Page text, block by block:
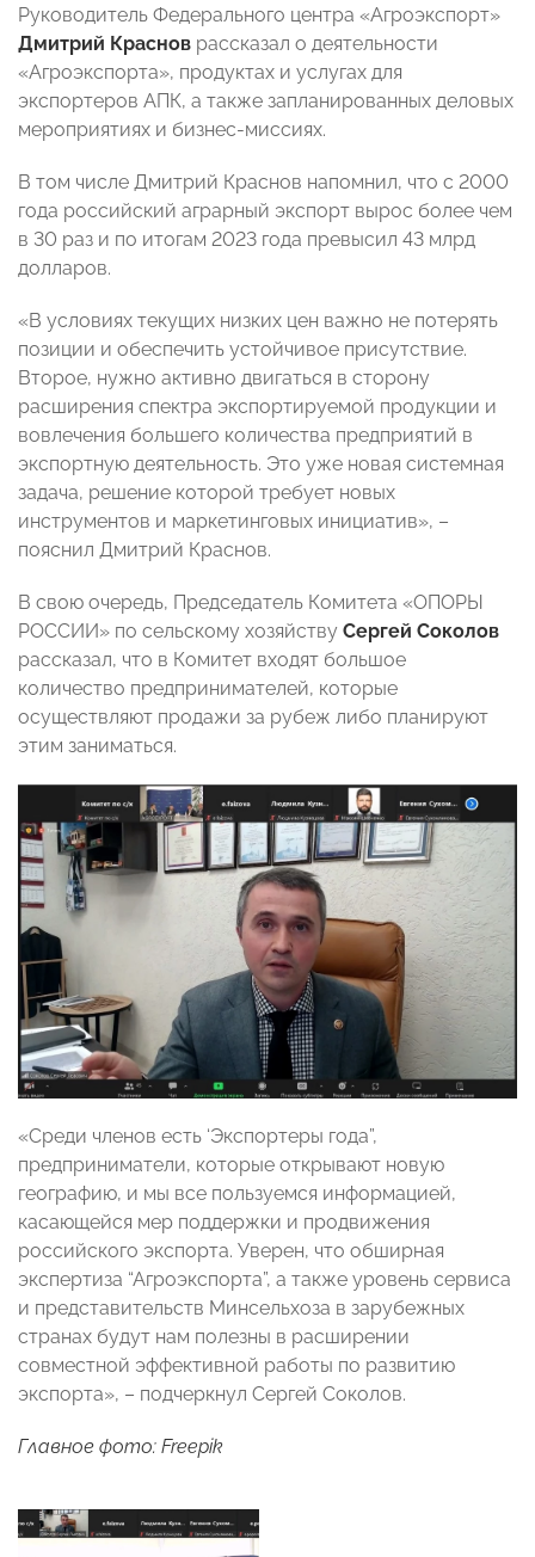
Руководитель Федерального центра «Агроэкспорт»
Дмитрий Краснов рассказал о деятельности
«Агроэкспорта», продуктах и услугах для
экспортеров АПК, а также запланированных деловых
мероприятиях и бизнес-миссиях.
В том числе Дмитрий Краснов напомнил, что с 2000
года российский аграрный экспорт вырос более чем
в 30 раз и по итогам 2023 года превысил 43 млрд
долларов.
«В условиях текущих низких цен важно не потерять
позиции и обеспечить устойчивое присутствие.
Второе, нужно активно двигаться в сторону
расширения спектра экспортируемой продукции и
вовлечения большего количества предприятий в
экспортную деятельность. Это уже новая системная
задача, решение которой требует новых
инструментов и маркетинговых инициатив», –
пояснил Дмитрий Краснов.
В свою очередь, Председатель Комитета «ОПОРЫ
РОССИИ» по сельскому хозяйству Сергей Соколов
рассказал, что в Комитет входят большое
количество предпринимателей, которые
осуществляют продажи за рубеж либо планируют
этим заниматься.
«Среди членов есть ‘Экспортеры года”,
предприниматели, которые открывают новую
географию, и мы все пользуемся информацией,
касающейся мер поддержки и продвижения
российского экспорта. Уверен, что обширная
экспертиза “Агроэкспорта”, а также уровень сервиса
и представительств Минсельхоза в зарубежных
странах будут нам полезны в расширении
совместной эффективной работы по развитию
экспорта», – подчеркнул Сергей Соколов.
Главное фото: Freepik